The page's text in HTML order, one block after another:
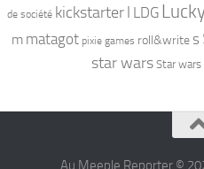
de société kickstarter l LDG
m matagot pixie games roll&write s
star wars Star